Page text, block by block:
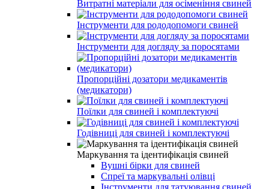
Витратні матеріали для осіменіння свиней
Інструменти для рододопомоги свиней
Інструменти для догляду за поросятами
Пропорційні дозатори медикаментів
(медикатори)
Поїлки для свиней і комплектуючі
Годівниці для свиней і комплектуючі
Маркування та ідентифікація свиней
Вушні бірки для свиней
Спреї та маркувальні олівці
Інструменти для татуювання свиней